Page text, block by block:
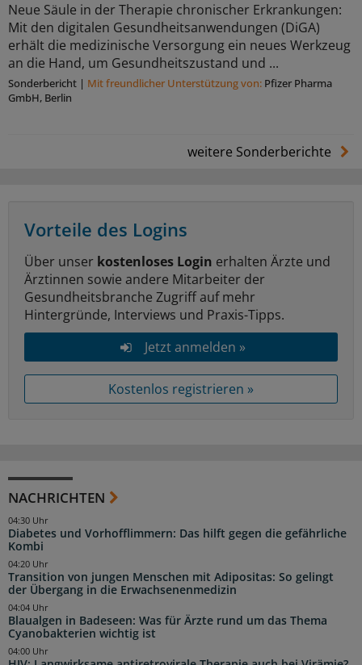
Neue Säule in der Therapie chronischer Erkrankungen:
Mit den digitalen Gesundheitsanwendungen (DiGA)
erhält die medizinische Versorgung ein neues Werkzeug
an die Hand, um Gesundheitszustand und ...
Sonderbericht | Mit freundlicher Unterstützung von: Pfizer Pharma
GmbH, Berlin
weitere Sonderberichte
Vorteile des Logins
Über unser kostenloses Login erhalten Ärzte und
Ärztinnen sowie andere Mitarbeiter der
Gesundheitsbranche Zugriff auf mehr
Hintergründe, Interviews und Praxis-Tipps.
Jetzt anmelden »
Kostenlos registrieren »
NACHRICHTEN
Diabetes und Vorhofflimmern: Das hilft gegen die gefährliche
Kombi
04:30 Uhr
Transition von jungen Menschen mit Adipositas: So gelingt
der Übergang in die Erwachsenenmedizin
04:20 Uhr
Blaualgen in Badeseen: Was für Ärzte rund um das Thema
Cyanobakterien wichtig ist
04:04 Uhr
04:00 Uhr